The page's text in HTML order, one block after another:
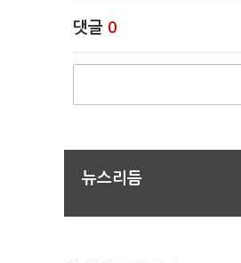
댓글 0
뉴스리듬